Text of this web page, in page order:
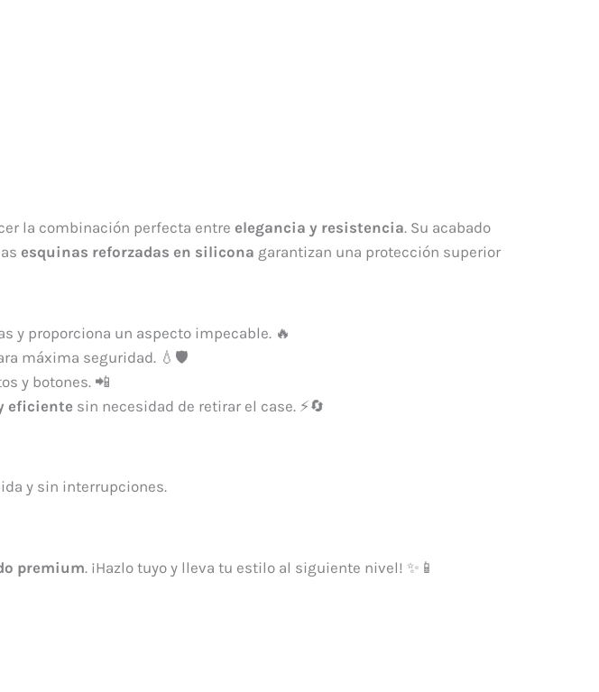
la combinación perfecta entre elegancia y resistencia. Su acabado
esquinas reforzadas en silicona garantizan una protección superior
y proporciona un aspecto impecable. 🔥
máxima seguridad. 💧🛡️
y botones. 📲
eficiente sin necesidad de retirar el case. ⚡🔄
y sin interrupciones.
premium. ¡Hazlo tuyo y lleva tu estilo al siguiente nivel! ✨📱